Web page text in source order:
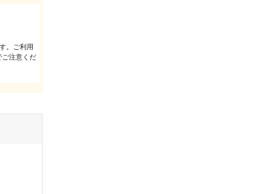
。ご利⽤
ご注意くだ